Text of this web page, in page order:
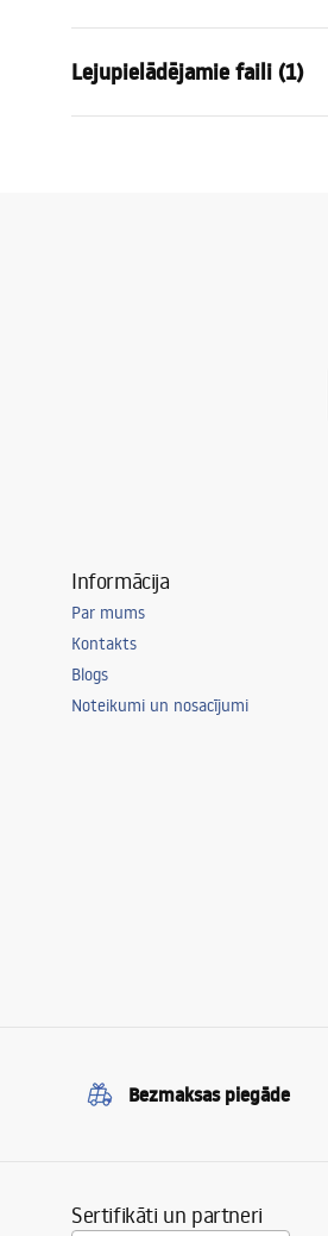
Modelis
Savietojamas skalošanas pogas
Lejupielādējamie faili (1)
Informācija
Par mums
Kontakts
Blogs
Noteikumi un nosacījumi
Bezmaksas piegāde
Sertifikāti un partneri